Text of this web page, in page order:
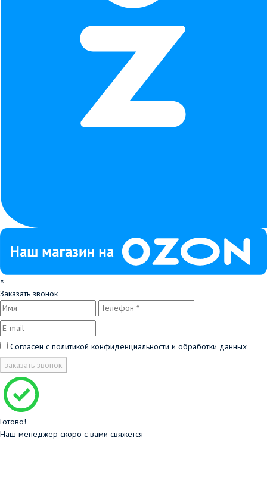
×
Заказать звонок
Согласен с политикой конфиденциальности и обработки данных
заказать звонок
Готово!
Наш менеджер скоро с вами свяжется